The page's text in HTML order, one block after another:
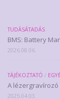
TUDÁSÁTADÁS
BMS: Battery
2026.08.06.
TÁJÉKOZTATÓ /
A
2025.04.03.